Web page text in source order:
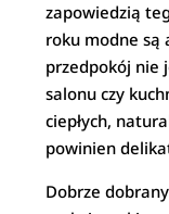
zapowiedzią
roku modne są
przedpokój nie
salonu czy
ciepłych,
powinien
Dobrze